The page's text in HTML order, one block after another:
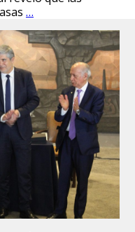
…
analiza
factores
sociales
que
inciden
en
el
consumo
drogas
adolescentes
mujeres